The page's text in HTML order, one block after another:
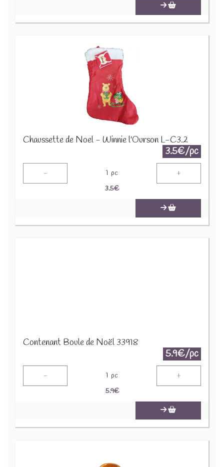
Chaussette de Noel - Winnie l'Ourson L-C3.2
3.5€/pc
- 1 pc +
3.5€
Contenant Boule de Noël 33918
5.9€/pc
- 1 pc +
5.9€